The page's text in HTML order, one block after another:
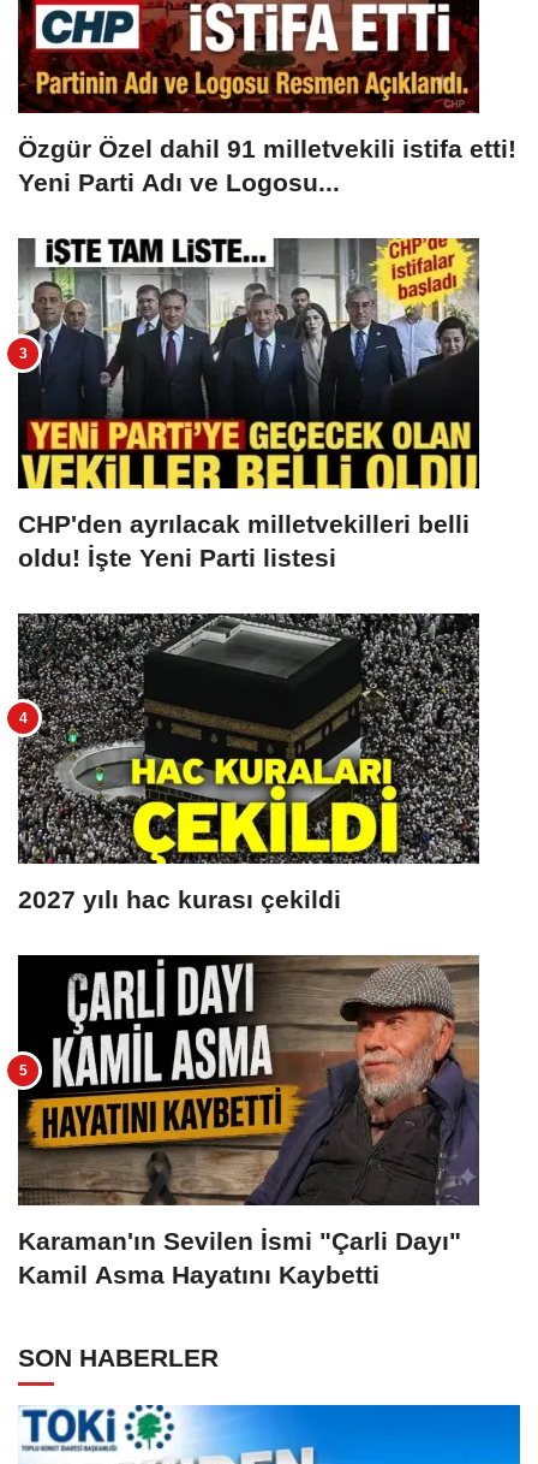
Özgür Özel dahil 91 milletvekili istifa etti!
Yeni Parti Adı ve Logosu...
CHP'den ayrılacak milletvekilleri belli
oldu! İşte Yeni Parti listesi
2027 yılı hac kurası çekildi
Karaman'ın Sevilen İsmi "Çarli Dayı"
Kamil Asma Hayatını Kaybetti
SON HABERLER